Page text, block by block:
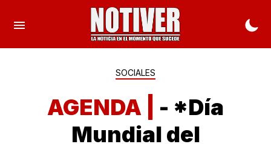
SOCIALES
AGENDA | - *Día
Mundial del